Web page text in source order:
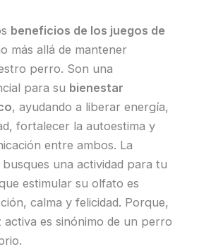
beneficios de los juegos de
más allá de mantener
perro. Son una
para su bienestar
, ayudando a liberar energía,
fortalecer la autoestima y
entre ambos. La
una actividad para tu
estimular su olfato es
calma y felicidad. Porque,
activa es sinónimo de un perro